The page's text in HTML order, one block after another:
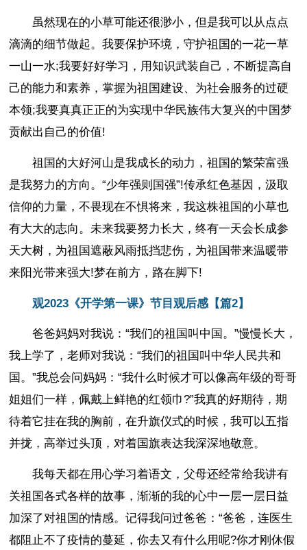
虽然现在的小草可能还很渺小，但是我可以从点点
滴滴的细节做起。我要保护环境，守护祖国的一花一草
一山一水;我要好好学习，用知识武装自己，不断提高自
己的能力和素养，掌握为祖国建设、为社会服务的过硬
本领;我要真真正正的为实现中华民族伟大复兴的中国梦
贡献出自己的价值!
祖国的大好河山是我成长的动力，祖国的繁荣富强
是我努力的方向。“少年强则国强”!传承红色基因，汲取
信仰的力量，不畏现在不惧将来，我这株祖国的小草也
有大大的志向。未来我要努力长大，终有一天会长成参
天大树，为祖国遮蔽风雨抵挡悲伤，为祖国带来温暖带
来阳光带来强大!梦在前方，路在脚下!
观2023《开学第一课》节目观后感【篇2】
爸爸妈妈对我说：“我们的祖国叫中国。”慢慢长大，
我上学了，老师对我说：“我们的祖国叫中华人民共和
国。”我总会问妈妈：“我什么时候才可以像高年级的哥哥
姐姐们一样，佩戴上鲜艳的红领巾?”我真的好期待，期
待着它挂在我的胸前，在升旗仪式的时候，我可以五指
并拢，高举过头顶，对着国旗表达我深深地敬意。
我每天都在用心学习着语文，父母还经常给我讲有
关祖国各式各样的故事，渐渐的我的心中一层一层日益
加深了对祖国的情感。记得我问过爸爸：“爸爸，连医生
都阻止不了疫情的蔓延，你去又有什么用呢?你才刚休假